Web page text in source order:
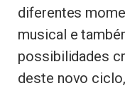
diferentes
musical e
possibilidades
deste novo